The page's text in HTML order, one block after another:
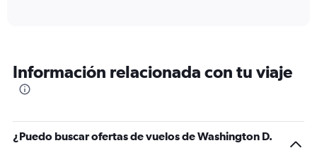
categories.
The
Y
Información relacionada con tu viaje
¿Puedo buscar ofertas de vuelos de Washington D.